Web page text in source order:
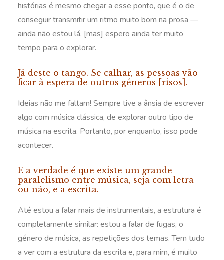
histórias é mesmo chegar a esse ponto, que é o de
conseguir transmitir um ritmo muito bom na prosa —
ainda não estou lá, [mas] espero ainda ter muito
tempo para o explorar.
Já deste o tango. Se calhar, as pessoas vão
ficar à espera de outros géneros [risos].
Ideias não me faltam! Sempre tive a ânsia de escrever
algo com música clássica, de explorar outro tipo de
música na escrita. Portanto, por enquanto, isso pode
acontecer.
E a verdade é que existe um grande
paralelismo entre música, seja com letra
ou não, e a escrita.
Até estou a falar mais de instrumentais, a estrutura é
completamente similar: estou a falar de fugas, o
género de música, as repetições dos temas. Tem tudo
a ver com a estrutura da escrita e, para mim, é muito